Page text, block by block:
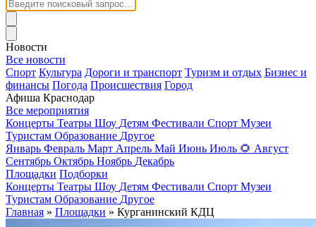
Новости
Все новости
Спорт Культура Дороги и транспорт Туризм и отдых Бизнес и
финансы Погода Происшествия Город
Афиша Краснодар
Все мероприятия
Концерты Театры Шоу Детям Фестивали Спорт Музеи
Туристам Образование Другое
Январь Февраль Март Апрель Май Июнь Июль 🌻 Август
Сентябрь Октябрь Ноябрь Декабрь
Площадки Подборки
Концерты Театры Шоу Детям Фестивали Спорт Музеи
Туристам Образование Другое
Главная » Площадки » Курганинский КДЦ